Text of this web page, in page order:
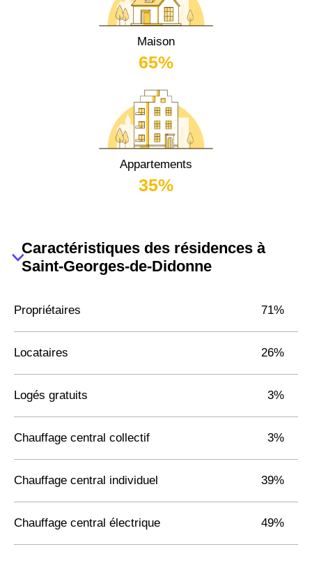
Maison
65%
Appartements
35%
Caractéristiques des résidences à
Saint-Georges-de-Didonne
Propriétaires 71%
Locataires 26%
Logés gratuits 3%
Chauffage central collectif 3%
Chauffage central individuel 39%
Chauffage central électrique 49%